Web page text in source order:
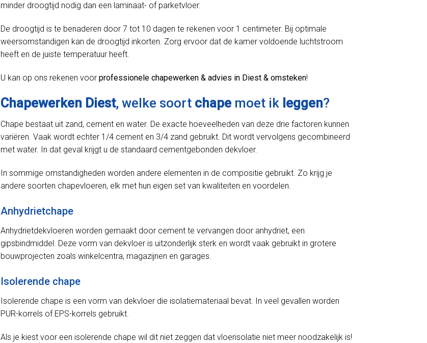
minder droogtijd nodig dan een laminaat- of parketvloer.
De droogtijd is te benaderen door 7 tot 10 dagen te rekenen voor 1 centimeter. Bij optimale
weersomstandigen kan de droogtijd inkorten. Zorg ervoor dat de kamer voldoende luchtstroom
heeft en de juiste temperatuur heeft.
U kan op ons rekenen voor professionele chapewerken & advies in Diest & omsteken!
Chapewerken Diest, welke soort chape moet ik leggen?
Chape bestaat uit zand, cement en water. De exacte hoeveelheden van deze drie factoren kunnen
variëren. Vaak wordt echter 1/4 cement en 3/4 zand gebruikt. Dit wordt vervolgens gecombineerd
met water. In dat geval krijgt u de standaard cementgebonden dekvloer.
In sommige omstandigheden worden andere elementen in de compositie gebruikt. Zo krijg je
andere soorten chapevloeren, elk met hun eigen set van kwaliteiten en voordelen.
Anhydrietchape
Anhydrietdekvloeren worden gemaakt door cement te vervangen door anhydriet, een
gipsbindmiddel. Deze vorm van dekvloer is uitzonderlijk sterk en wordt vaak gebruikt in grotere
bouwprojecten zoals winkelcentra, magazijnen en garages.
Isolerende chape
Isolerende chape is een vorm van dekvloer die isolatiemateriaal bevat. In veel gevallen worden
PUR-korrels of EPS-korrels gebruikt.
Als je kiest voor een isolerende chape wil dit niet zeggen dat vloerisolatie niet meer noodzakelijk is!